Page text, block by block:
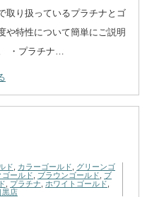
取り扱っているプラチナとゴ
や特性について簡単にご説明
・プラチナ…
ド カラーゴールド
グリーンゴ
ゴールド ブラウンゴールド
ブ
プラチナ ホワイトゴールド
黒店